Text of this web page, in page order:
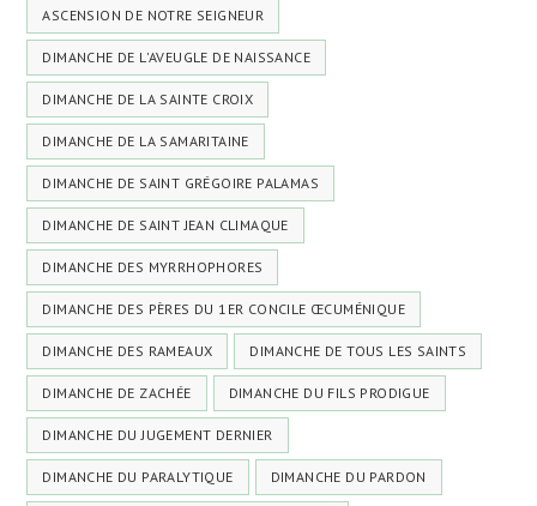
ASCENSION DE NOTRE SEIGNEUR
DIMANCHE DE L'AVEUGLE DE NAISSANCE
DIMANCHE DE LA SAINTE CROIX
DIMANCHE DE LA SAMARITAINE
DIMANCHE DE SAINT GRÉGOIRE PALAMAS
DIMANCHE DE SAINT JEAN CLIMAQUE
DIMANCHE DES MYRRHOPHORES
DIMANCHE DES PÈRES DU 1ER CONCILE ŒCUMÉNIQUE
DIMANCHE DES RAMEAUX DIMANCHE DE TOUS LES SAINTS
DIMANCHE DE ZACHÉE DIMANCHE DU FILS PRODIGUE
DIMANCHE DU JUGEMENT DERNIER
DIMANCHE DU PARALYTIQUE DIMANCHE DU PARDON